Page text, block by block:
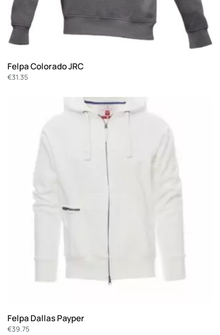
Felpa Colorado JRC
€31.35
Felpa Dallas Payper
€39.75